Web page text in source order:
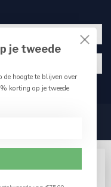
te verbeteren.
je tweede
hoogte te blijven over
korting op je tweede